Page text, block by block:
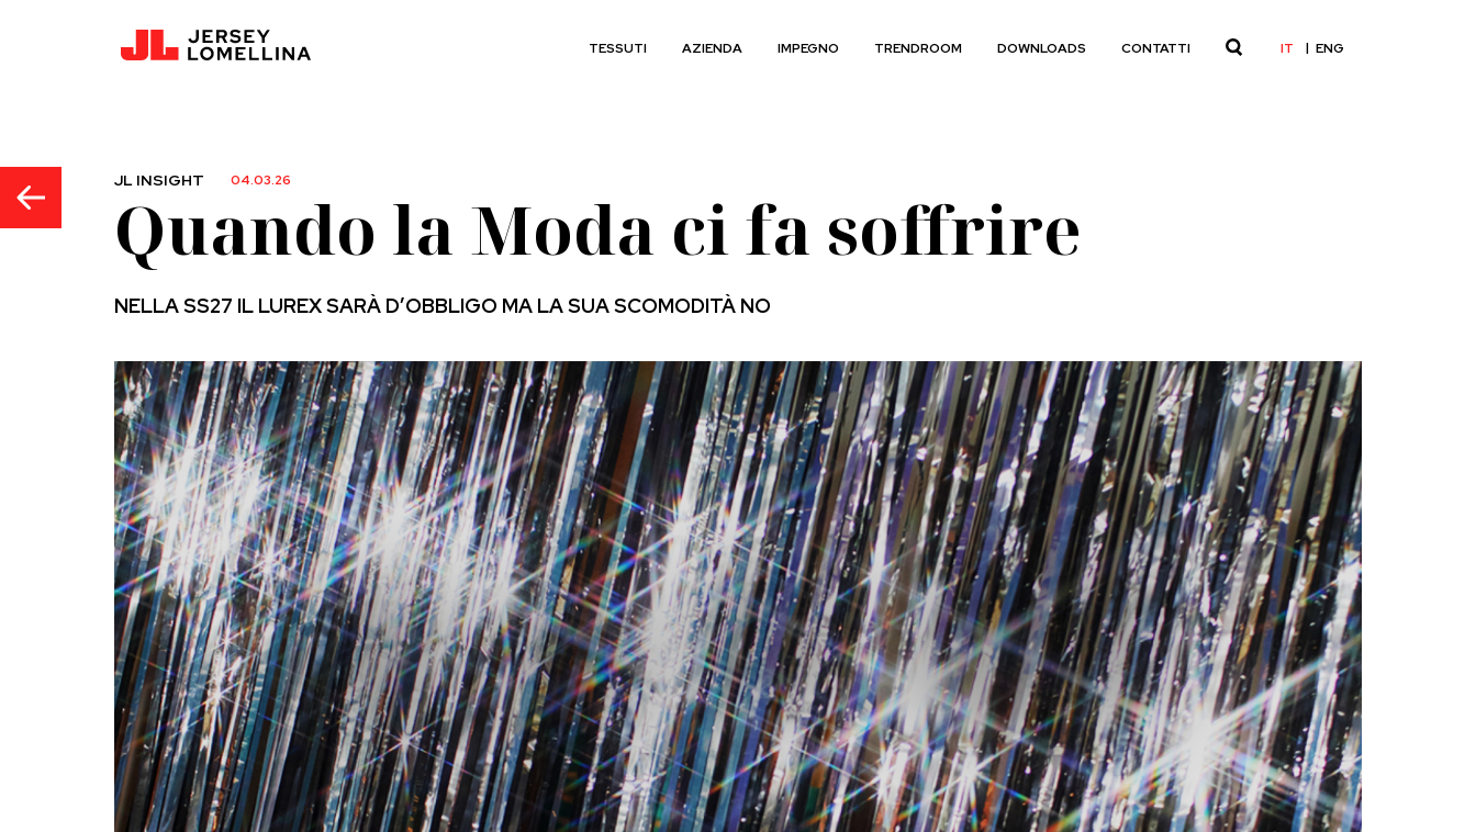
TESSUTI AZIENDA IMPEGNO TRENDROOM DOWNLOADS CONTATTI IT ENG
JL INSIGHT 04.03.26
Quando la Moda ci fa soffrire
NELLA SS27 IL LUREX SARÀ D’OBBLIGO MA LA SUA SCOMODITÀ NO